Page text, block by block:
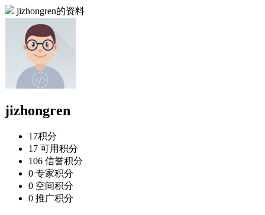
jizhongren的资料
jizhongren
17积分
17 可用积分
106 信誉积分
0 专家积分
0 空间积分
0 推广积分